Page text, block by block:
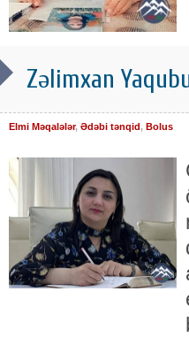
Zəlimxan
Elmi Məqalələr, Ədəbi tənqid, Bolus